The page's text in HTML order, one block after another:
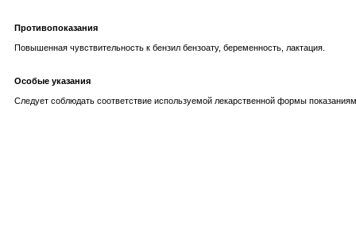
Противопоказания
Повышенная чувствительность к бензил бензоату, беременность, лактация.
Особые указания
Следует соблюдать соответствие используемой лекарственной формы